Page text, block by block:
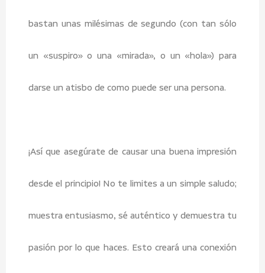
bastan unas milésimas de segundo (con tan sólo
un «suspiro» o una «mirada», o un «hola») para
darse un atisbo de como puede ser una persona.
¡Así que asegúrate de causar una buena impresión
desde el principio! No te limites a un simple saludo;
muestra entusiasmo, sé auténtico y demuestra tu
pasión por lo que haces. Esto creará una conexión